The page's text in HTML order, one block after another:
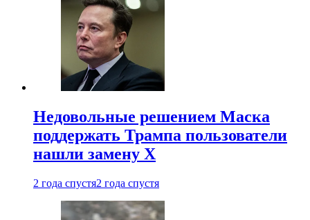
Недовольные решением Маска
поддержать Трампа пользователи
нашли замену X
2 года спустя2 года спустя